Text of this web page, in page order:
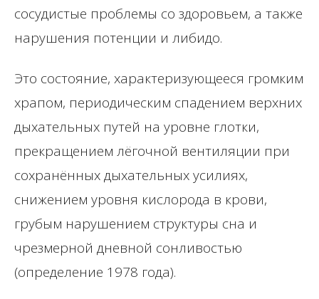
сосудистые проблемы со здоровьем, а также
нарушения потенции и либидо.
Это состояние, характеризующееся громким
храпом, периодическим спадением верхних
дыхательных путей на уровне глотки,
прекращением лёгочной вентиляции при
сохранённых дыхательных усилиях,
снижением уровня кислорода в крови,
грубым нарушением структуры сна и
чрезмерной дневной сонливостью
(определение 1978 года).